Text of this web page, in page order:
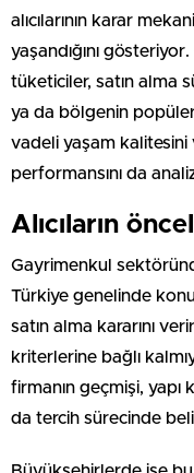
alıcılarının karar
yaşandığını
tüketiciler, satın alma
ya da bölgenin
vadeli yaşam kalitesini
performansını da
Alıcıların
Gayrimenkul
Türkiye genelinde konut
satın alma kararını
kriterlerine bağlı
firmanın geçmişi, yapı
da tercih sürecinde